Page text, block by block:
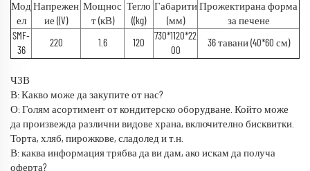
Мод
ел
Напрежен
ие ((V)
Мощнос
т (кВ)
Тегло
((kg)
Габарити
(мм)
Прожектирана форма
за печене
SMF-
36
220 1.6 120
730*1120*22
00
36 тавани (40*60 см)
ЧЗВ
В: Какво може да закупите от нас?
О: Голям асортимент от кондитерско оборудване. Който може
да произвежда различни видове храна, включително бисквитки.
Торта, хляб, пирожкове, сладолед и т.н.
В: каква информация трябва да ви дам, ако искам да получа
оферта?